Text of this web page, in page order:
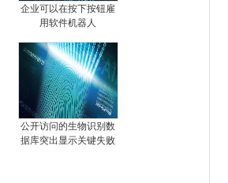
企业可以在按下按钮雇
用软件机器人
公开访问的生物识别数
据库突出显示关键失败